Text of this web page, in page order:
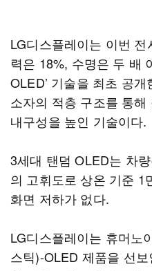
LG디스플레이는 이번
력은 18%, 수명은 두 배
OLED’ 기술을 최초 공
소자의 적층 구조를 통해
내구성을 높인 기술이다.
3세대 탠덤 OLED는 차
의 고휘도로 상온 기준 1
화면 저하가 없다.
LG디스플레이는 휴머노
스틱)-OLED 제품을 선